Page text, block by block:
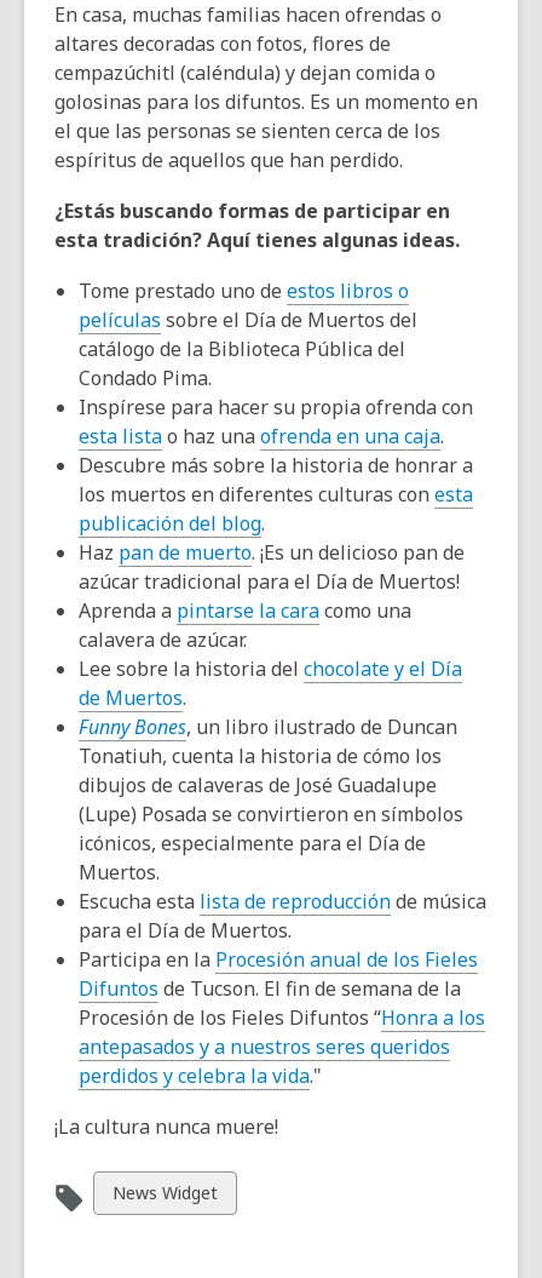
En casa, muchas familias hacen ofrendas o
altares decoradas con fotos, flores de
cempazúchitl (caléndula) y dejan comida o
golosinas para los difuntos. Es un momento en
el que las personas se sienten cerca de los
espíritus de aquellos que han perdido.
¿Estás buscando formas de participar en
esta tradición? Aquí tienes algunas ideas.
Tome prestado uno de estos libros o
películas sobre el Día de Muertos del
catálogo de la Biblioteca Pública del
Condado Pima.
Inspírese para hacer su propia ofrenda con
esta listao haz una ofrenda en una caja.
Descubre más sobre la historia de honrar a
los muertos en diferentes culturas con esta
publicación del blog.
Haz pan de muerto. ¡Es un delicioso pan de
azúcar tradicional para el Día de Muertos!
Aprenda a pintarse la caracomo una
calavera de azúcar.
Lee sobre la historia del chocolate y el Día
de Muertos.
Funny Bones, un libro ilustrado de Duncan
Tonatiuh, cuenta la historia de cómo los
dibujos de calaveras de José Guadalupe
(Lupe) Posada se convirtieron en símbolos
icónicos, especialmente para el Día de
Muertos.
Escucha esta lista de reproducciónde música
para el Día de Muertos.
Participa en la Procesión anual de los Fieles
Difuntos de Tucson. El fin de semana de la
Procesión de los Fieles Difuntos “Honra a los
antepasados ​​y a nuestros seres queridos
perdidos y celebra la vida."
¡La cultura nunca muere!
View
all
News Widget